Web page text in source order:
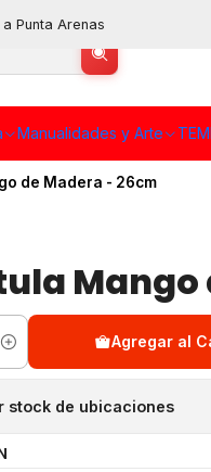
Manualidades y Arte
Punta Arenas
de Madera - 26cm
Agregar al
stock de ubicaciones